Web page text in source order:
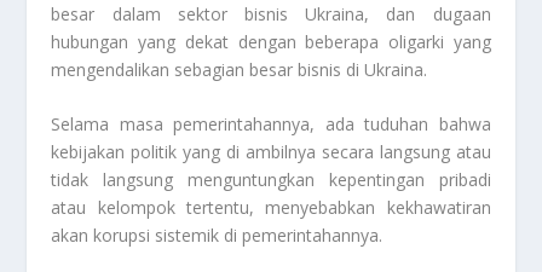
besar dalam sektor bisnis Ukraina, dan dugaan
hubungan yang dekat dengan beberapa oligarki yang
mengendalikan sebagian besar bisnis di Ukraina.
Selama masa pemerintahannya, ada tuduhan bahwa
kebijakan politik yang di ambilnya secara langsung atau
tidak langsung menguntungkan kepentingan pribadi
atau kelompok tertentu, menyebabkan kekhawatiran
akan korupsi sistemik di pemerintahannya.